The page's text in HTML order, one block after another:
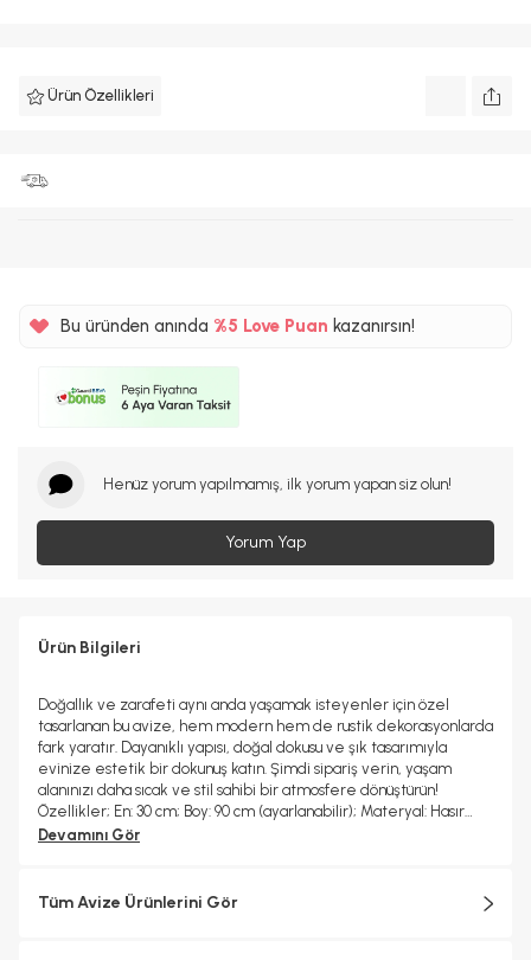
Ürün Özellikleri
Bu üründen anında %5
%5
Love Puan kazanırsın!
Henüz yorum yapılmamış, ilk yorum yapan siz olun!
Yorum Yap
Ürün Bilgileri
Doğallık ve zarafeti aynı anda yaşamak isteyenler için özel
tasarlanan bu avize, hem modern hem de rustik dekorasyonlarda
fark yaratır. Dayanıklı yapısı, doğal dokusu ve şık tasarımıyla
evinize estetik bir dokunuş katın. Şimdi sipariş verin, yaşam
alanınızı daha sıcak ve stil sahibi bir atmosfere dönüştürün!
Özellikler; En: 30 cm; Boy: 90 cm (ayarlanabilir); Materyal: Hasır
başlık, metal gövde; Renk: Hasır; Duy Tipi: E-27; Ampul: Dahil
Devamını Gör
Tüm Avize Ürünlerini Gör